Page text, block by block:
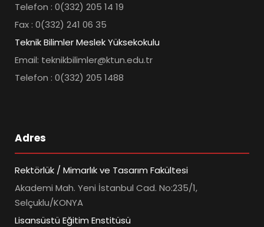
Telefon : 0(332) 205 14 19
Fax : 0(332) 241 06 35
Teknik Bilimler Meslek Yüksekokulu
Email: teknikbilimler@ktun.edu.tr
Telefon : 0(332) 205 1488
Adres
Rektörlük / Mimarlık ve Tasarım Fakültesi
Akademi Mah. Yeni İstanbul Cad. No:235/1,
Selçuklu/KONYA
Lisansüstü Eğitim Enstitüsü